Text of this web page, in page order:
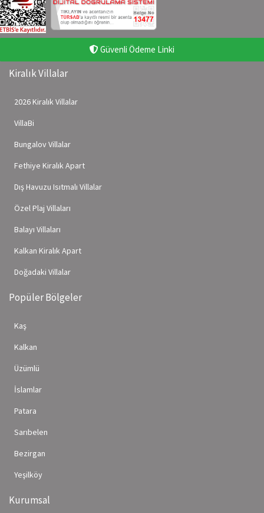
Güvenli Ödeme Linki
Kiralık Villalar
2026 Kiralık Villalar
VillaBi
Bungalov Villalar
Fethiye Kiralık Apart
Dış Havuzu Isıtmalı Villalar
Özel Plaj Villaları
Balayı Villaları
Kalkan Kiralık Apart
Doğadaki Villalar
Popüler Bölgeler
Kaş
Kalkan
Üzümlü
İslamlar
Patara
Sarıbelen
Bezirgan
Yeşilköy
Kurumsal